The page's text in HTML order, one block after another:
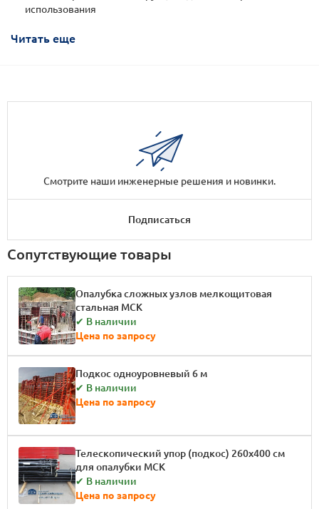
использования
Читать еще
Смотрите наши инженерные решения и новинки.
Подписаться
Сопутствующие товары
Опалубка сложных узлов мелкощитовая
стальная МСК
✔ В наличии
Цена по запросу
Подкос одноуровневый 6 м
✔ В наличии
Цена по запросу
Телескопический упор (подкос) 260x400 см
для опалубки МСК
✔ В наличии
Цена по запросу